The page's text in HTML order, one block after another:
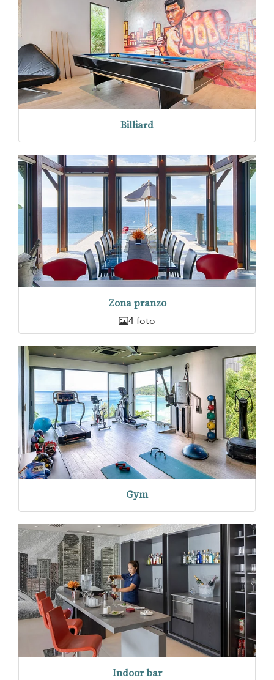
Billiard
Zona pranzo
4 foto
Gym
Indoor bar